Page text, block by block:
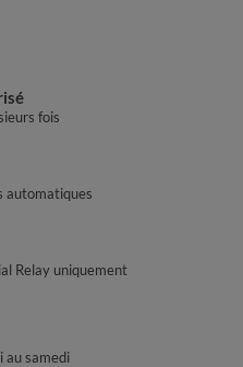
fois
automatiques
Relay uniquement
au samedi